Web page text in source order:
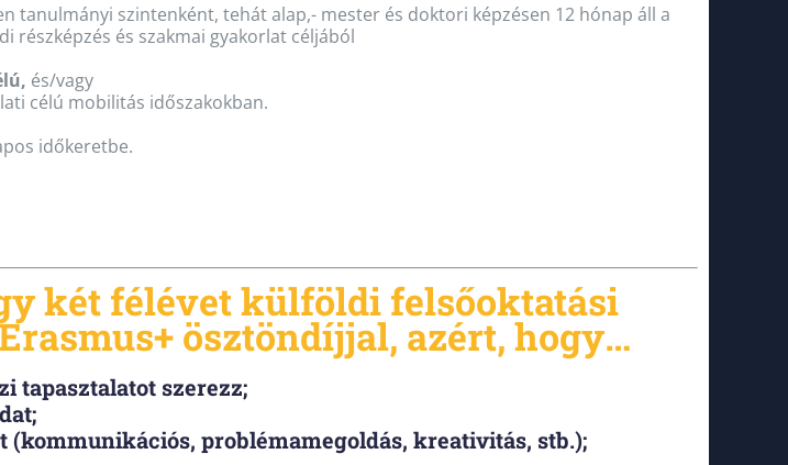
tanulmányi szintenként, tehát alap,- mester és doktori képzésen 12 hónap áll a
részképzés és szakmai gyakorlat céljából
és/vagy
célú mobilitás időszakokban.
időkeretbe.
két félévet külföldi felsőoktatási
ösztöndíjjal, azért, hogy…
tapasztalatot szerezz;
(kommunikációs, problémamegoldás, kreativitás, stb.);